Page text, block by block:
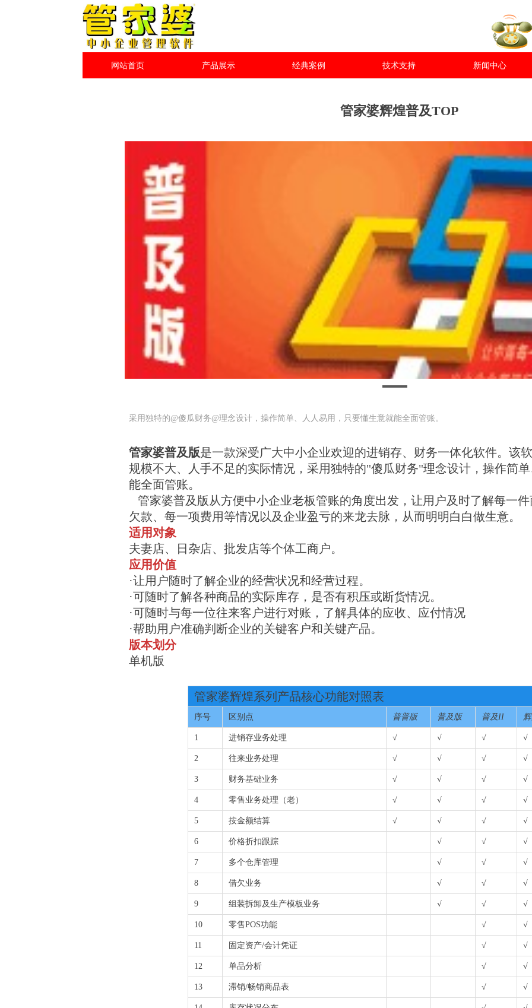
网站首页 产品展示 经典案例 技术支持 新闻中心
管家婆辉煌普及TOP
采用独特的@傻瓜财务@理念设计，操作简单、人人易用，只要懂生意就能全面管账。
管家婆普及版是一款深受广大中小企业欢迎的进销存、财务一体化软件。该
规模不大、人手不足的实际情况，采用独特的"傻瓜财务"理念设计，操作简
能全面管账。
管家婆普及版从方便中小企业老板管账的角度出发，让用户及时了解每一
欠款、每一项费用等情况以及企业盈亏的来龙去脉，从而明明白白做生意。
适用对象
夫妻店、日杂店、批发店等个体工商户。
应用价值
·让用户随时了解企业的经营状况和经营过程。
·可随时了解各种商品的实际库存，是否有积压或断货情况。
·可随时与每一位往来客户进行对账，了解具体的应收、应付情况
·帮助用户准确判断企业的关键客户和关键产品。
版本划分
单机版
管家婆辉煌系列产品核心功能对照表
序号 区别点 普普版 普及版 普及II
1 进销存业务处理 √ √ √ √
2 往来业务处理 √ √ √ √
3 财务基础业务 √ √ √ √
4 零售业务处理（老） √ √ √ √
5 按金额结算 √ √ √ √
6 价格折扣跟踪 √ √ √
7 多个仓库管理 √ √ √
8 借欠业务 √ √ √
9 组装拆卸及生产模板业务 √ √ √
10 零售POS功能 √ √
11 固定资产/会计凭证 √ √
12 单品分析 √ √
13 滞销/畅销商品表 √ √